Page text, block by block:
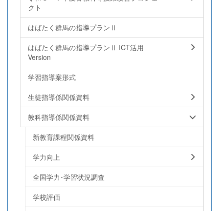
クト
はばたく群馬の指導プランⅡ
はばたく群馬の指導プランⅡ ICT活用
Version
学習指導案形式
生徒指導係関係資料
教科指導係関係資料
新教育課程関係資料
学力向上
全国学力･学習状況調査
学校評価